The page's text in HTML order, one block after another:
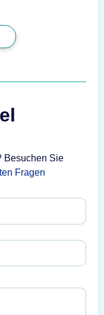
Besuchen Sie
Fragen